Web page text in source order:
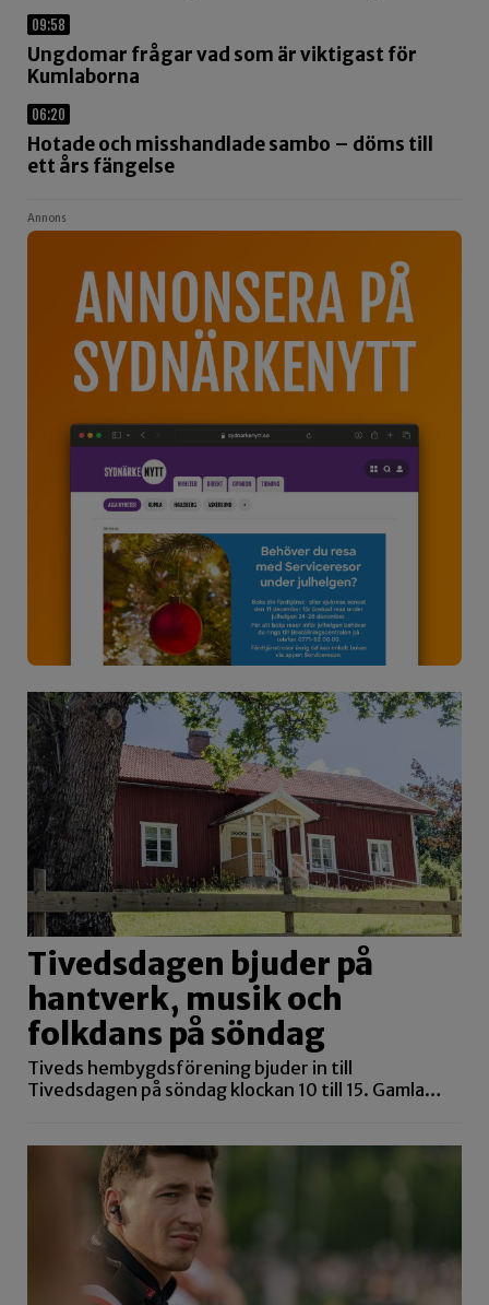
09:58
Ungdomar frågar vad som är viktigast för
Kumlaborna
06:20
Hotade och misshandlade sambo – döms till
ett års fängelse
Annons
Tivedsdagen bjuder på
hantverk, musik och
folkdans på söndag
Tiveds hembygdsförening bjuder in till
Tivedsdagen på söndag klockan 10 till 15. Gamla…